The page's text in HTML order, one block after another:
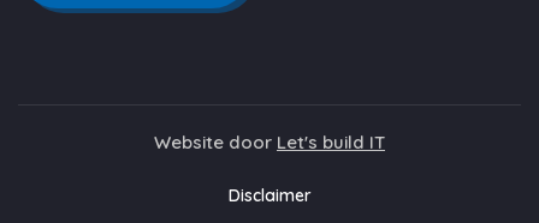
Website door Let's build IT
Disclaimer